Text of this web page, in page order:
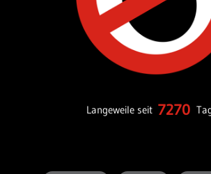
Langeweile seit 7270